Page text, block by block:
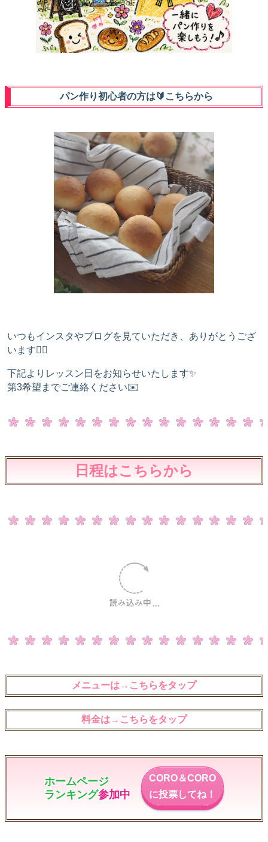
パン作り初心者の方は🔰‪こちらから
​いつもインスタやブログを見ていただき、ありがとうござ
います🙇‍♀️
下記よりレッスン日をお知らせいたします✨
第3希望までご連絡ください✉️
日程はこちらから
メニューは→こちらをタップ
料金は→こちらをタップ
ホームページ
ランキング参加中
CORO＆CORO
に投票してね！